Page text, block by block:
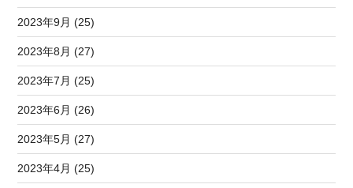
2023年9月 (25)
2023年8月 (27)
2023年7月 (25)
2023年6月 (26)
2023年5月 (27)
2023年4月 (25)